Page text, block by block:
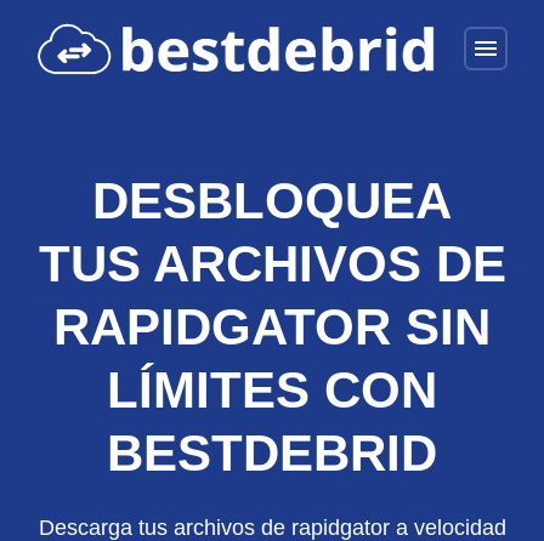
menu
DESBLOQUEA
TUS ARCHIVOS DE
RAPIDGATOR SIN
LÍMITES CON
BESTDEBRID
Descarga tus archivos de rapidgator a velocidad